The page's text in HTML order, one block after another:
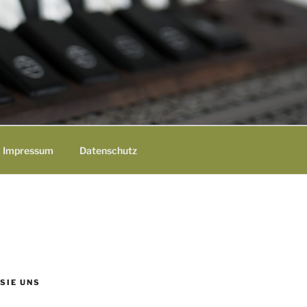
Impressum Datenschutz
UNS